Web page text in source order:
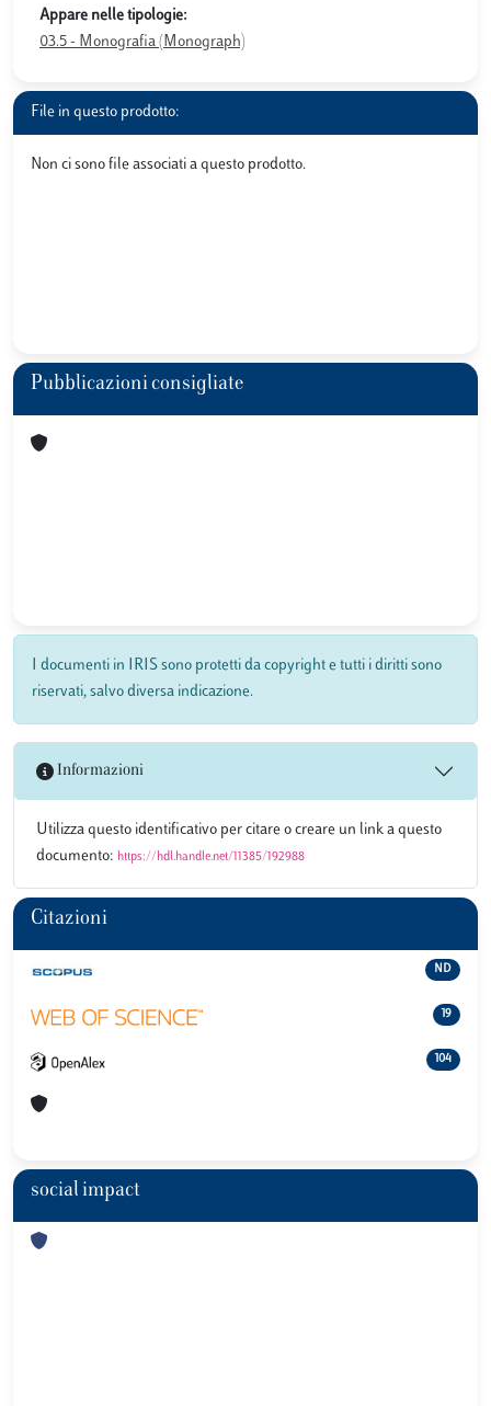
Appare nelle tipologie:
03.5 - Monografia (Monograph)
File in questo prodotto:
Non ci sono file associati a questo prodotto.
Pubblicazioni consigliate
I documenti in IRIS sono protetti da copyright e tutti i diritti sono
riservati, salvo diversa indicazione.
Informazioni
Utilizza questo identificativo per citare o creare un link a questo
documento: https://hdl.handle.net/11385/192988
Citazioni
ND
19
104
social impact